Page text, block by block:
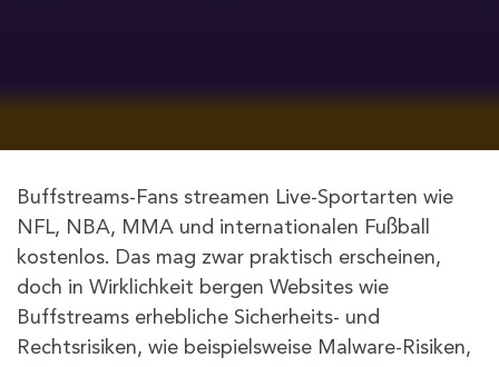
Buffstreams-Fans streamen Live-Sportarten wie
NFL, NBA, MMA und internationalen Fußball
kostenlos. Das mag zwar praktisch erscheinen,
doch in Wirklichkeit bergen Websites wie
Buffstreams erhebliche Sicherheits- und
Rechtsrisiken, wie beispielsweise Malware-Risiken,